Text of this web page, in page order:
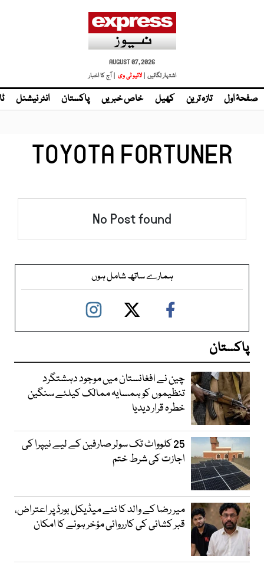
AUGUST 07, 2026
اشتہار لگائیں | لائیو ٹی وی | آج کا اخبار
صفحۂ اول تازہ ترین کھیل خاص خبریں پاکستان انٹر نیشنل
TOYOTA FORTUNER
No Post found
ہمارے ساتھ شامل ہوں
پاکستان
چین نے افغانستان میں موجود دہشتگرد
تنظیموں کو ہمسایہ ممالک کیلئے سنگین
خطرہ قرار دیدیا
25 کلوواٹ تک سولر صارفین کے لیے نیپرا کی
اجازت کی شرط ختم
میر رضا کے والد کا نئے میڈیکل بورڈ پر اعتراض،
قبر کشائی کی کارروائی مؤخر ہونے کا امکان